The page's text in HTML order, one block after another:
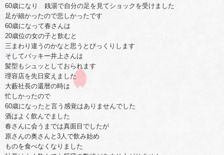
60歳になり 銭湯で自分の足を見てショックを受けました
足が細かったので悲しかったです
60歳になって春さんは
20歳位の女の子と飲むと
三まわり違うのかなと思うとびっくりします
そしてバッキー井上さんは
髪型もシュッとしておられます
理容店を先日変えました
大藪社長の還暦の時は
忙しかったので
60歳になったと言う感覚はありませんでした
酒はよく飲んでました
春さんに会うまでは真面目でしたが
原さんの奥さんと3人で飲み始め
ものを食べなくなりました